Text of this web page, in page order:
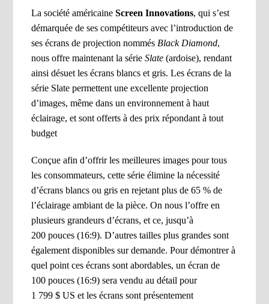
La société américaineScreen Innovations, qui s’est
démarquée de ses compétiteurs avec l’introduction de
ses écrans de projection nommés Black Diamond,
nous offre maintenant la sérieSlate (ardoise), rendant
ainsi désuet les écrans blancs et gris. Les écrans de la
série Slate permettent une excellente projection
d’images, même dans un environnement à haut
éclairage, et sont offerts à des prix répondant à tout
budget
Conçue afin d’offrir les meilleures images pour tous
les consommateurs, cette série élimine la nécessité
d’écrans blancs ou gris en rejetant plus de 65 % de
l’éclairage ambiant de la pièce. On nous l’offre en
plusieurs grandeurs d’écrans, et ce, jusqu’à
200 pouces (16:9). D’autres tailles plus grandes sont
également disponibles sur demande. Pour démontrer à
quel point ces écrans sont abordables, un écran de
100 pouces (16:9) sera vendu au détail pour
1 799 $ US et les écrans sont présentement